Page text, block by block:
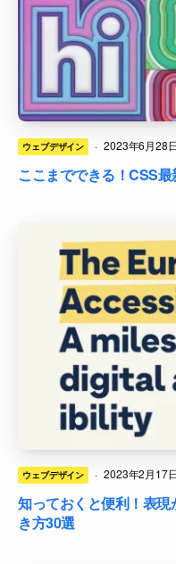
ウェブデザイン · 2023年6月28日
ここまでできる！CSS
ウェブデザイン · 2023年2月17日
知っておくと便利！表
き方30選